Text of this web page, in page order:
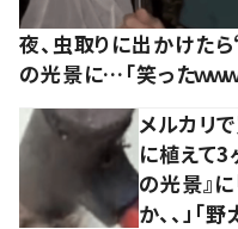
夜、虫取りに出かけた
の光景に…「笑ったｗｗ
メルカリ
に植えて
の光景』
か、、」「